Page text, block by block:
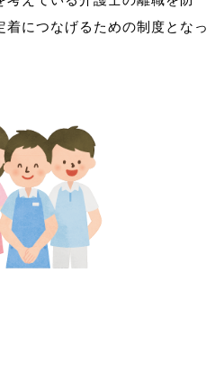
着につなげるための制度となっ